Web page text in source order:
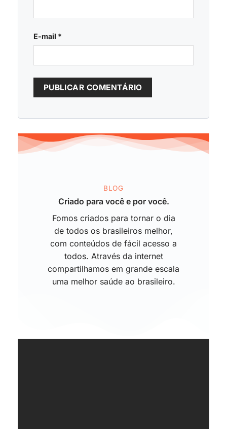
E-mail *
BLOG
Criado para você e por você.
Fomos criados para tornar o dia
de todos os brasileiros melhor,
com conteúdos de fácil acesso a
todos. Através da internet
compartilhamos em grande escala
uma melhor saúde ao brasileiro.